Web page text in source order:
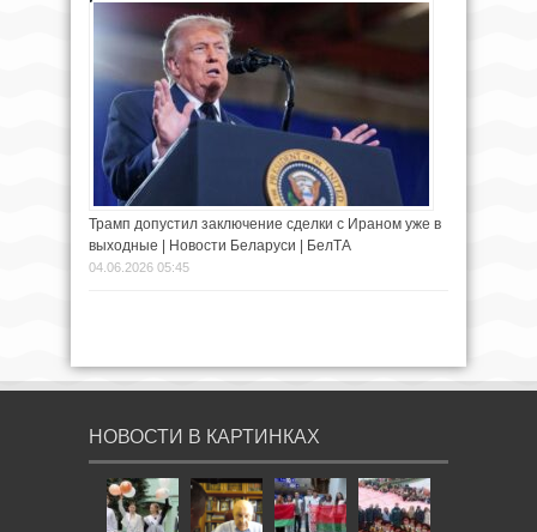
Трамп допустил заключение сделки с Ираном уже в
выходные | Новости Беларуси | БелТА
04.06.2026 05:45
НОВОСТИ В КАРТИНКАХ